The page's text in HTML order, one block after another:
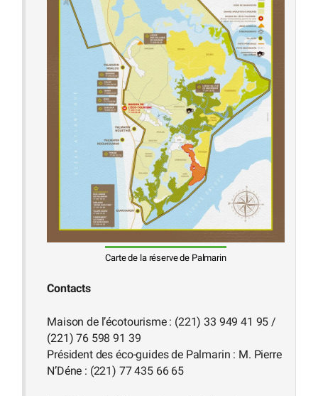
Carte de la réserve de Palmarin
Contacts
Maison de l’écotourisme : (221) 33 949 41 95 /
(221) 76 598 91 39
Président des éco-guides de Palmarin : M. Pierre
N’Déne : (221) 77 435 66 65